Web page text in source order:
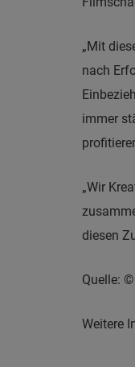
„Mit
nach
immer
„Wir
diesen
Quelle: ©
Weitere